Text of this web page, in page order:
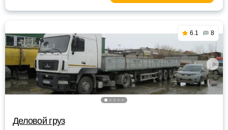
6.1 8
Деловой груз